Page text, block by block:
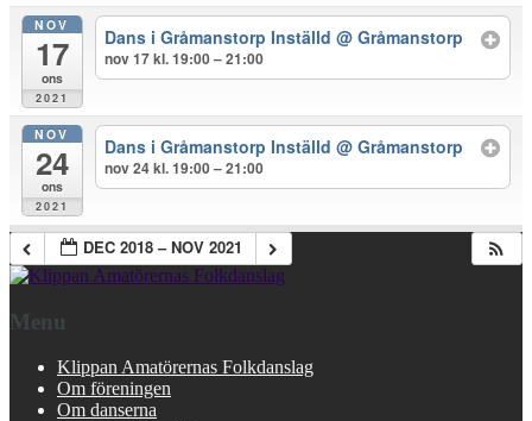
NOV
17
ons
2021
Dans i Gråmanstorp Inställd@ Gråmanstorp
nov 17 kl. 19:00 – 21:00
NOV
24
ons
2021
Dans i Gråmanstorp Inställd@ Gråmanstorp
nov 24 kl. 19:00 – 21:00
DEC 2018 – NOV 2021
Menu
Klippan Amatörernas Folkdanslag
Om föreningen
Om danserna